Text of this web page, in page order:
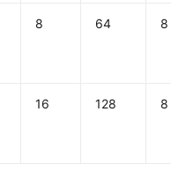
8 64 8
16 128 8